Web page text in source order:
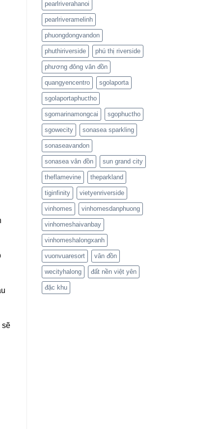
sẽ
pearlriverahanoi
pearlriveramelinh
phuongdongvandon
phuthiriverside phú thị riverside
phương đông vân đồn
quangyencentro sgolaporta
sgolaportaphuctho
sgomarinamongcai sgophuctho
sgowecity sonasea sparkling
sonaseavandon
sonasea vân đồn sun grand city
theflamevine theparkland
tiginfinity vietyenriverside
vinhomes vinhomesdanphuong
vinhomeshaivanbay
vinhomeshalongxanh
vuonvuaresort vân đồn
wecityhalong đất nền việt yên
đặc khu